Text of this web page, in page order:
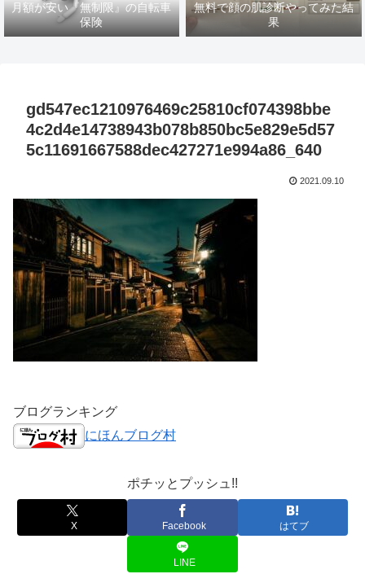
月額が安い『無制限』の自転車
保険
無料で顔の肌診断やってみた結
果
gd547ec1210976469c25810cf074398bbe
4c2d4e14738943b078b850bc5e829e5d57
5c11691667588dec427271e994a86_640
2021.09.10
ブログランキング
にほんブログ村
ポチッとプッシュ!!
X Facebook はてブ
LINE